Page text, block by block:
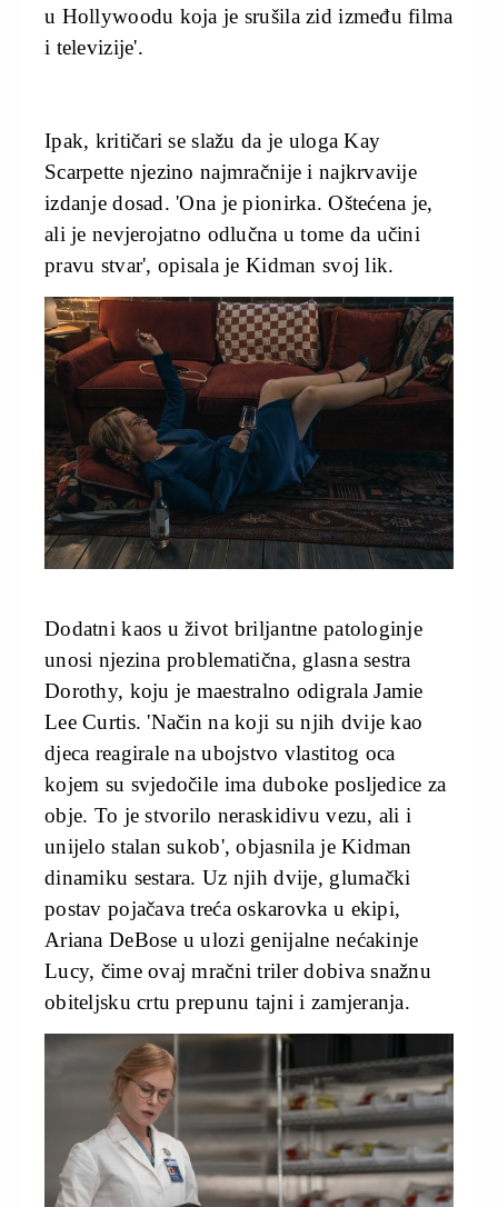
u Hollywoodu koja je srušila zid između filma
i televizije'.
Ipak, kritičari se slažu da je uloga Kay
Scarpette njezino najmračnije i najkrvavije
izdanje dosad. 'Ona je pionirka. Oštećena je,
ali je nevjerojatno odlučna u tome da učini
pravu stvar', opisala je Kidman svoj lik.
Dodatni kaos u život briljantne patologinje
unosi njezina problematična, glasna sestra
Dorothy, koju je maestralno odigrala Jamie
Lee Curtis. 'Način na koji su njih dvije kao
djeca reagirale na ubojstvo vlastitog oca
kojem su svjedočile ima duboke posljedice za
obje. To je stvorilo neraskidivu vezu, ali i
unijelo stalan sukob', objasnila je Kidman
dinamiku sestara. Uz njih dvije, glumački
postav pojačava treća oskarovka u ekipi,
Ariana DeBose u ulozi genijalne nećakinje
Lucy, čime ovaj mračni triler dobiva snažnu
obiteljsku crtu prepunu tajni i zamjeranja.